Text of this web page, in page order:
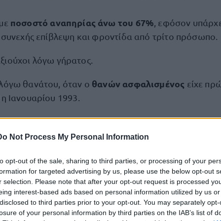
Not Process My Personal Information
opt-out of the sale, sharing to third parties, or processing of your
for targeted advertising by us, please use the below opt-out
selection. Please note that after your opt-out request is processed
interest-based ads based on personal information utilized by us
to third parties prior to your opt-out. You may separately
of your personal information by third parties on the IAB’s list of
ποσοστό αναπηρίας άνω του 67% , εφόσον
συνεχής επίβλεψη και φροντίδα από τρίτο πρόσωπο.
λόγω γήρατος.
λόγω θανάτου, όταν ο θανών ασφαλισμένος είχε
Ιανουαρίου 1993.
ποσά
πριν από την 1/1/1993 προβλέπεται προσαύξηση
με ανώτατο ποσό τα671,40 ευρώ.